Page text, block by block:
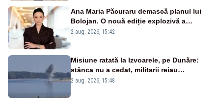
Ana Maria Păcuraru demască planul lui
Bolojan. O nouă ediție explozivă a
emisiunii „Miza Zilei” la Realitatea PLUS
2 aug. 2026, 15:42
Misiune ratată la Izvoarele, pe Dunăre:
stânca nu a cedat, militarii reiau
detonările luni – VIDEO
2 aug. 2026, 15:48